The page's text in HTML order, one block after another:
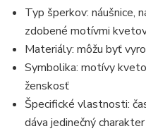
Typ šperkov: náušnice,
zdobené motívmi
Materiály: môžu byť
Symbolika: motívy
ženskosť
Špecifické vlastnosti:
dáva jedinečný charakter